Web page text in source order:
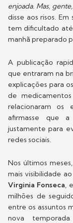
enjoada. Mas,
disse aos risos.
tem dificultado
manhã preparado
A publicação
que entraram na
explicações para
de
relacionaram os
afirmasse que a
justamente para
redes sociais.
Nos últimos meses,
mais visibilidade
Virginia Fonseca,
milhões de
entre os assuntos
nova